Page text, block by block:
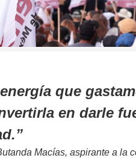
que
en darle
Macías, aspirante a la